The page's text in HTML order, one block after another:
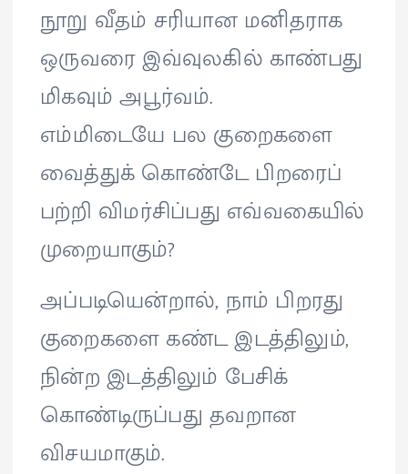
நூறு வீதம் சரியான மனிதராக
ஒருவரை இவ்வுலகில் காண்பது
மிகவும் அபூர்வம்.
எம்மிடையே பல குறைகளை
வைத்துக் கொண்டே பிறரைப்
பற்றி விமர்சிப்பது எவ்வகையில்
முறையாகும்?
அப்படியென்றால், நாம் பிறரது
குறைகளை கண்ட இடத்திலும்,
நின்ற இடத்திலும் பேசிக்
கொண்டிருப்பது தவறான
விசயமாகும்.